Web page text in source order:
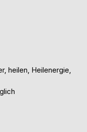
heilen, Heilenergie,